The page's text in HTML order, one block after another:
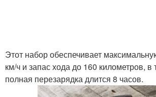
Этот набор обеспечивает
км/ч и запас хода до 160 километров, в
полная перезарядка длится 8 часов.